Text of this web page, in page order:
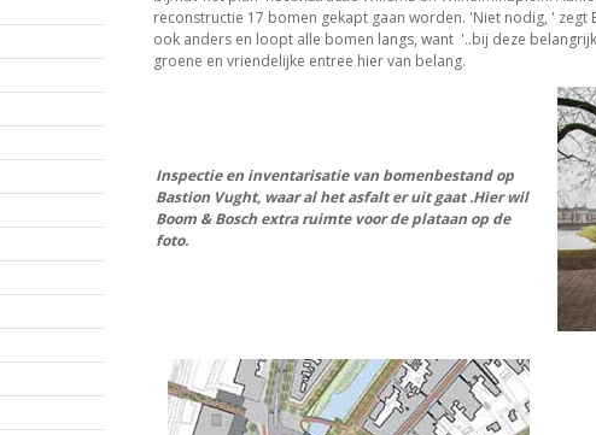
reconstructie 17 bomen gekapt gaan worden. 'Niet nodig, ' zegt
ook anders en loopt alle bomen langs, want '..bij deze
groene en vriendelijke entree hier van belang.
Inspectie en inventarisatie van bomenbestand op
Bastion Vught, waar al het asfalt er uit gaat .Hier wil
Boom & Bosch extra ruimte voor de plataan op de
foto.